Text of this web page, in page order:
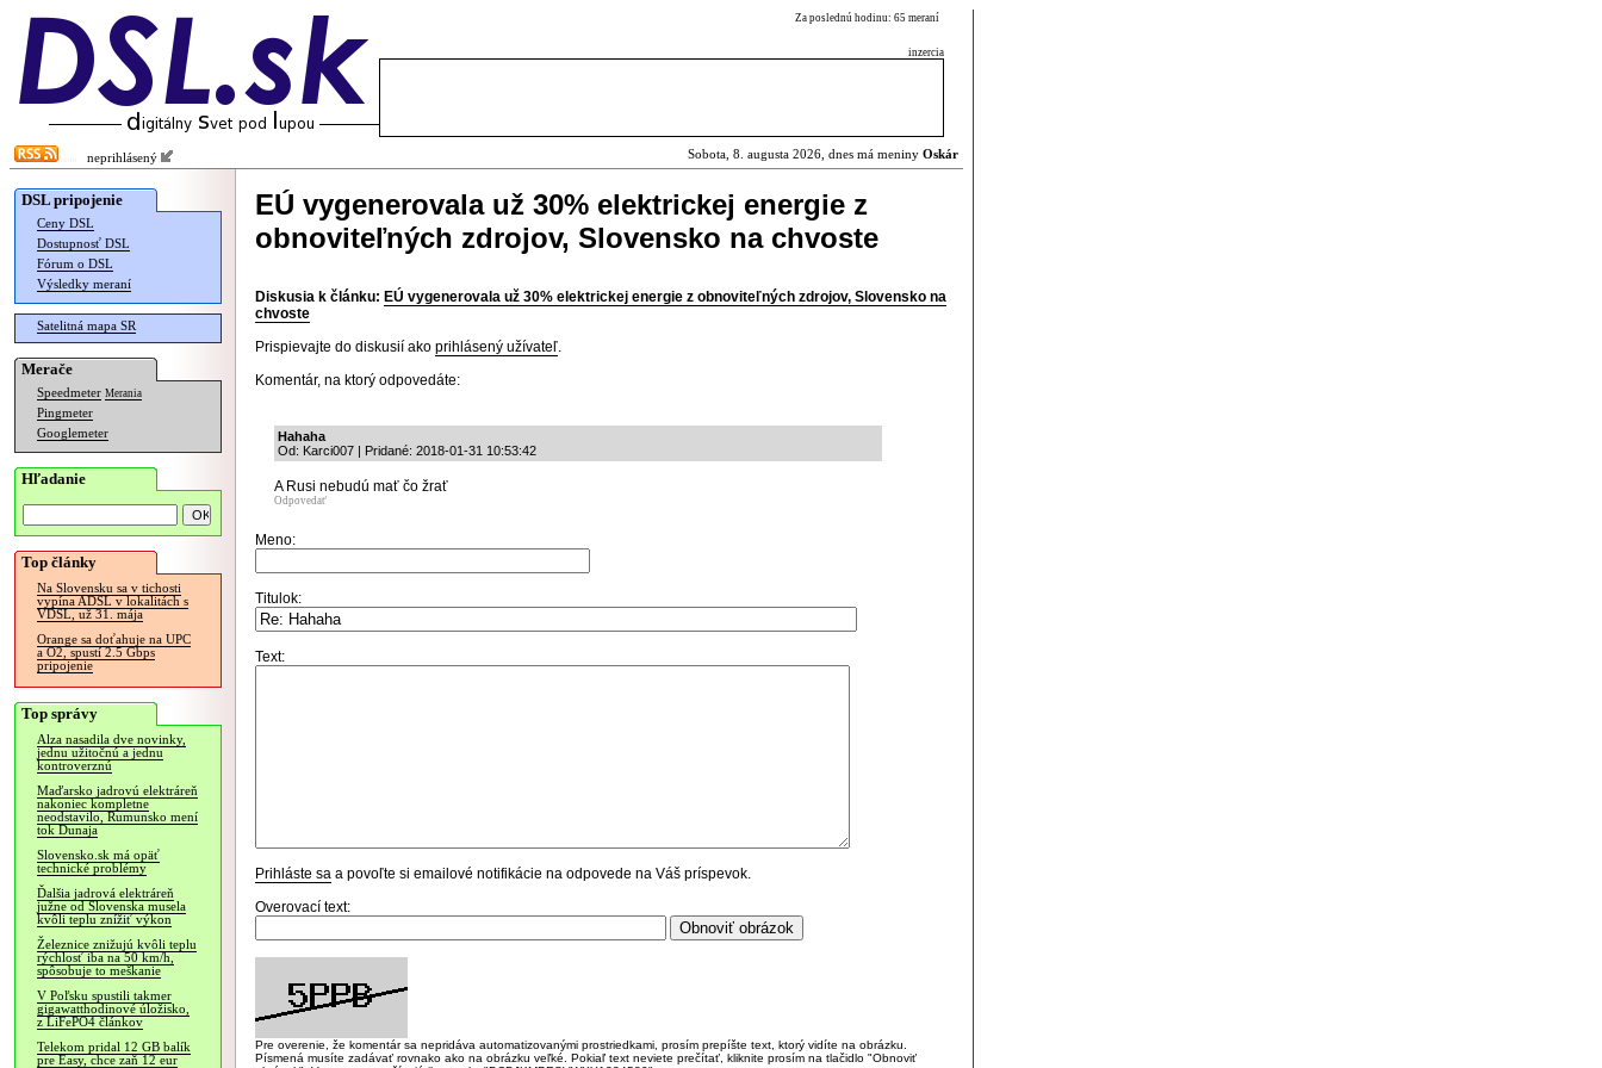
Za poslednú hodinu: 65 meraní
inzercia
neprihlásený Sobota, 8. augusta 2026, dnes má meniny Oskár
DSL pripojenie
Ceny DSL
Dostupnosť DSL
Fórum o DSL
Výsledky meraní
Satelitná mapa SR
Merače
Speedmeter Merania
Pingmeter
Googlemeter
Hľadanie
Top články
Na Slovensku sa v tichosti
vypína ADSL v lokalitách s
VDSL, už 31. mája
Orange sa doťahuje na UPC
a O2, spustí 2.5 Gbps
pripojenie
Top správy
Alza nasadila dve novinky,
jednu užitočnú a jednu
kontroverznú
Maďarsko jadrovú elektráreň
nakoniec kompletne
neodstavilo, Rumunsko mení
tok Dunaja
Slovensko.sk má opäť
technické problémy
Ďalšia jadrová elektráreň
južne od Slovenska musela
kvôli teplu znížiť výkon
Železnice znižujú kvôli teplu
rýchlosť iba na 50 km/h,
spôsobuje to meškanie
V Poľsku spustili takmer
gigawatthodinové úložisko,
z LiFePO4 článkov
Telekom pridal 12 GB balík
pre Easy, chce zaň 12 eur
EÚ vygenerovala už 30% elektrickej energie z
obnoviteľných zdrojov, Slovensko na chvoste
Diskusia k článku: EÚ vygenerovala už 30% elektrickej energie z obnoviteľných zdrojov, Slovensko na
chvoste
Prispievajte do diskusií ako prihlásený užívateľ.
Komentár, na ktorý odpovedáte:
Hahaha
Od: Karci007 | Pridané: 2018-01-31 10:53:42
A Rusi nebudú mať čo žrať
Odpovedať
Meno:
Titulok:
Text:
Prihláste sa a povoľte si emailové notifikácie na odpovede na Váš príspevok.
Overovací text:
Pre overenie, že komentár sa nepridáva automatizovanými prostriedkami, prosím prepíšte text, ktorý vidíte na obrázku.
Písmená musíte zadávať rovnako ako na obrázku veľké. Pokiaľ text neviete prečítať, kliknite prosím na tlačidlo "Obnoviť